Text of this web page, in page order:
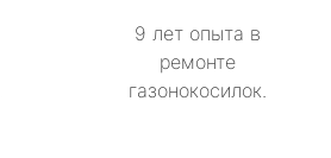
9 лет опыта в
ремонте
газонокосилок.